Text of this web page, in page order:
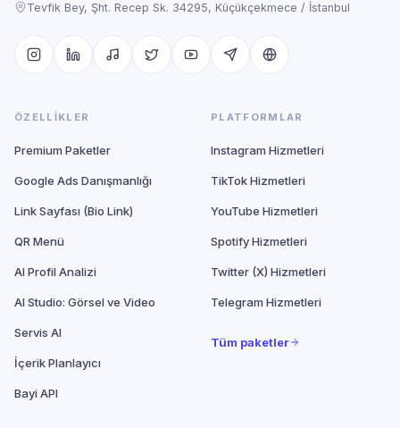
Tevfik Bey, Şht. Recep Sk. 34295, Küçükçekmece / İstanbul
ÖZELLIKLER
Premium Paketler
Google Ads Danışmanlığı
Link Sayfası (Bio Link)
QR Menü
AI Profil Analizi
AI Studio: Görsel ve Video
Servis AI
İçerik Planlayıcı
Bayi API
PLATFORMLAR
Instagram Hizmetleri
TikTok Hizmetleri
YouTube Hizmetleri
Spotify Hizmetleri
Twitter (X) Hizmetleri
Telegram Hizmetleri
Tüm paketler